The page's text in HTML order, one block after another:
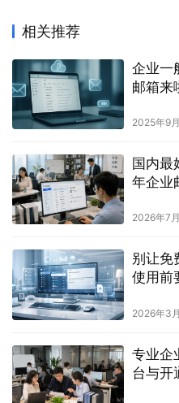
相关推荐
企业一
邮箱来
2025年9
国内最
年企业
2026年7
别让免
使用前
2026年3
专业企
台与开